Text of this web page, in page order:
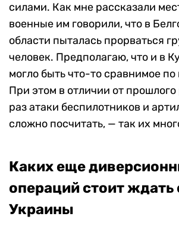
силами. Как мне рассказали
военные им говорили, что в
области пыталась прорваться
человек. Предполагаю, что и в
могло быть что-то сравнимое
При этом в отличии от прошлого
раз атаки беспилотников и
сложно посчитать, — так их
Каких еще
операций стоит ждать
Украины